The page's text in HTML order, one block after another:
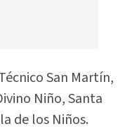
San Martín,
Niño, Santa
de los Niños.